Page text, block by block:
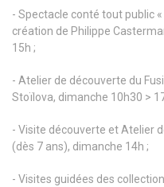
- Spectacle conté tout public
création de Philippe
15h ;
- Atelier de découverte du
Stoïlova, dimanche 10h30 >
- Visite découverte et Atelier
(dès 7 ans), dimanche 14h ;
- Visites guidées des